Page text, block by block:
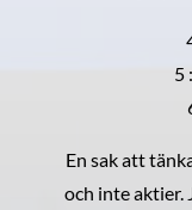
5
En sak att
och inte aktier.